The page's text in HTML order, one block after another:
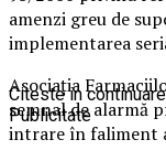
amenzi greu de
implementarea
Asociația
semnal de alarmă
intrare în faliment
Citeste in continuare
Publicitate